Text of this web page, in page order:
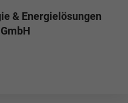
& Energielösungen